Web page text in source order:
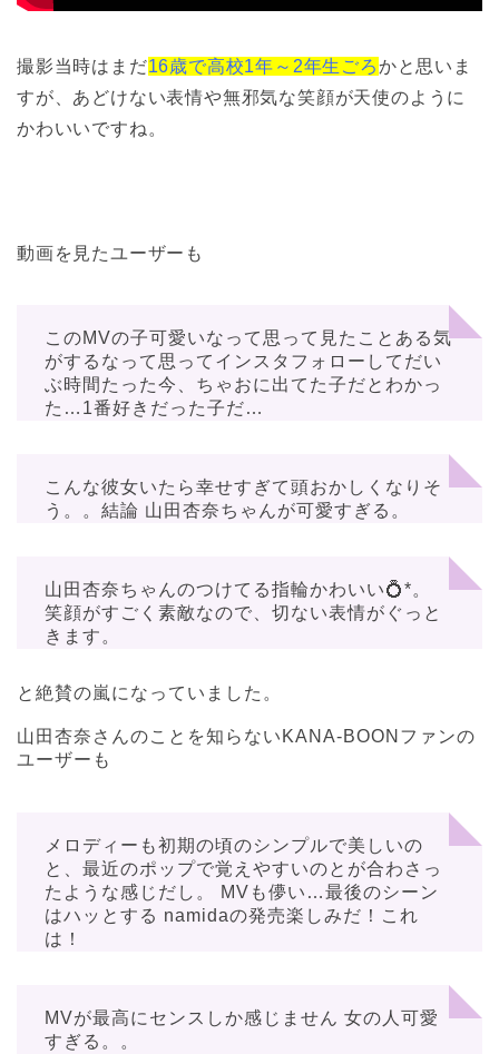
撮影当時はまだ16歳で高校1年～2年生ごろかと思いま
すが、あどけない表情や無邪気な笑顔が天使のように
かわいいですね。
動画を見たユーザーも
このMVの子可愛いなって思って見たことある気
がするなって思ってインスタフォローしてだい
ぶ時間たった今、ちゃおに出てた子だとわかっ
た…1番好きだった子だ…
こんな彼女いたら幸せすぎて頭おかしくなりそ
う。。結論 山田杏奈ちゃんが可愛すぎる。
山田杏奈ちゃんのつけてる指輪かわいい💍*。
笑顔がすごく素敵なので、切ない表情がぐっと
きます。
と絶賛の嵐になっていました。
山田杏奈さんのことを知らないKANA-BOONファンの
ユーザーも
メロディーも初期の頃のシンプルで美しいの
と、最近のポップで覚えやすいのとが合わさっ
たような感じだし。
MVも儚い…最後のシーン
はハッとする namidaの発売楽しみだ！これ
は！
MVが最高にセンスしか感じません 女の人可愛
すぎる。。